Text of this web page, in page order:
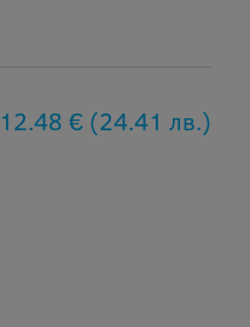
12.48 € (24.41 лв.)